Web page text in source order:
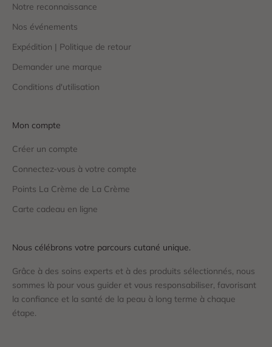
Notre reconnaissance
Nos événements
Expédition | Politique de retour
Demander une marque
Conditions d'utilisation
Mon compte
Créer un compte
Connectez-vous à votre compte
Points La Crème de La Crème
Carte cadeau en ligne
Nous célébrons votre parcours cutané unique.
Grâce à des soins experts et à des produits sélectionnés, nous
sommes là pour vous guider et vous responsabiliser, favorisant
la confiance et la santé de la peau à long terme à chaque
étape.